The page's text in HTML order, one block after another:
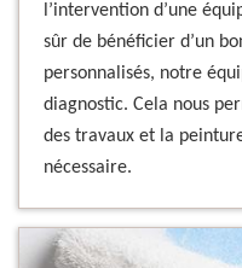
l’intervention d’une
sûr de bénéficier d’un
personnalisés, notre
diagnostic. Cela nous
des travaux et la
nécessaire.